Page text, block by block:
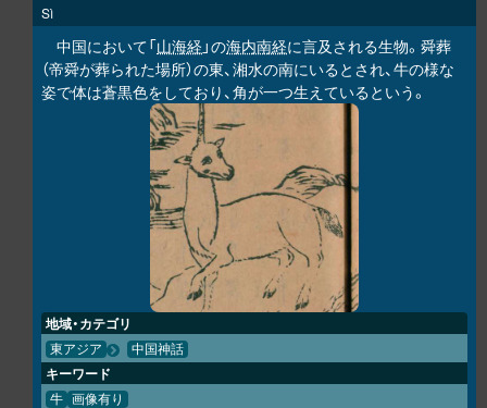
Sì
中国において「山海経 」の海内南経に言及される生物。舜葬
（帝舜が葬られた場所）の東、湘水の南にいるとされ、牛の様な
姿で体は蒼黒色をしており、角が一つ生えているという。
地域・カテゴリ
東アジア 中国神話
キーワード
牛 画像有り